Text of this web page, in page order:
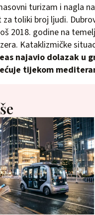
turizam i nagla
toliki broj ljudi.
2018. godine na
Kataklizmičke
najavio dolazak u
tijekom